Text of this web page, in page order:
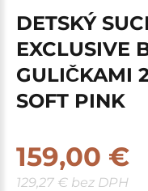
DETSKÝ
EXCLUSIVE
GULIČKAMI
SOFT PINK
159,00 €
129,27 € bez DPH